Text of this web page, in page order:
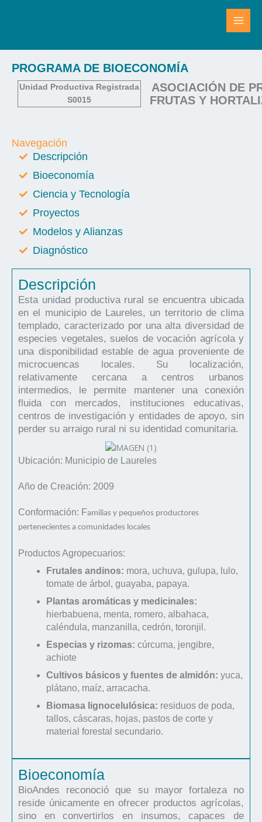
PROGRAMA DE BIOECONOMÍA
Unidad Productiva Registrada
S0015
ASOCIACIÓN DE
FRUTAS Y
Navegación
Descripción
Bioeconomía
Ciencia y Tecnología
Proyectos
Modelos y Alianzas
Diagnóstico
Descripción
Esta unidad productiva rural se encuentra ubicada
en el municipio de Laureles, un territorio de clima
templado, caracterizado por una alta diversidad de
especies vegetales, suelos de vocación agrícola y
una disponibilidad estable de agua proveniente de
microcuencas locales. Su localización,
relativamente cercana a centros urbanos
intermedios, le permite mantener una conexión
fluida con mercados, instituciones educativas,
centros de investigación y entidades de apoyo, sin
perder su arraigo rural ni su identidad comunitaria.
Ubicación: Municipio de Laureles
Año de Creación: 2009
Conformación: Familias y pequeños productores
pertenecientes a comunidades locales
Productos Agropecuarios:
Frutales andinos: mora, uchuva, gulupa, lulo,
tomate de árbol, guayaba, papaya.
Plantas aromáticas y medicinales:
hierbabuena, menta, romero, albahaca,
caléndula, manzanilla, cedrón, toronjil.
Especias y rizomas: cúrcuma, jengibre,
achiote
Cultivos básicos y fuentes de almidón: yuca,
plátano, maíz, arracacha.
Biomasa lignocelulósica: residuos de poda,
tallos, cáscaras, hojas, pastos de corte y
material forestal secundario.
Bioeconomía
BioAndes reconoció que su mayor fortaleza no
reside únicamente en ofrecer productos agrícolas,
sino en convertirlos en insumos, capaces de